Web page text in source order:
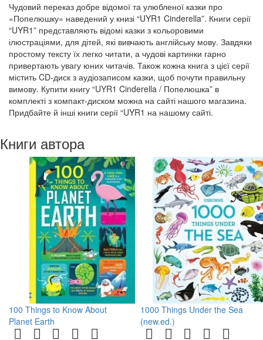
Чудовий переказ добре відомої та улюбленої казки про
«Попелюшку» наведений у книзі “UYR1 Cinderella”. Книги серії
“UYR1” представляють відомі казки з кольоровими
ілюстраціями, для дітей, які вивчають англійську мову. Завдяки
простому тексту їх легко читати, а чудові картинки гарно
привертають увагу юних читачів. Також кожна книга з цієї серії
містить CD-диск з аудіозаписом казки, щоб почути правильну
вимову. Купити книгу “UYR1 Cinderella / Попелюшка” в
комплекті з компакт-диском можна на сайті нашого магазина.
Придбайте й інші книги серії “UYR1 на нашому сайті.
Книги автора
100 Things to Know About
Planet Earth
1000 Things Under the Sea
(new.ed.)